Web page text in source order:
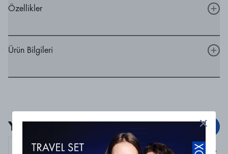
Özellikler
Ürün Bilgileri
Yorumlar Yorum Ekle
Curaprox Be You Koyu Pembe / Tonik&Hurma Diş